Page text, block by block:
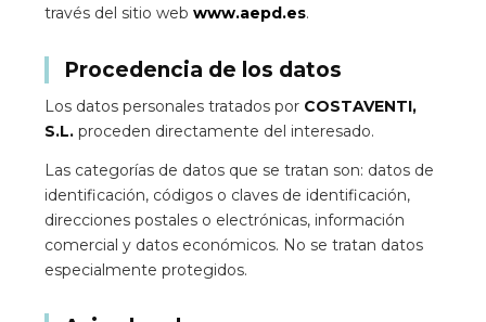
través del sitio webwww.aepd.es.
Procedencia de los datos
Los datos personales tratados por COSTAVENTI,
S.L. proceden directamente del interesado.
Las categorías de datos que se tratan son: datos de
identificación, códigos o claves de identificación,
direcciones postales o electrónicas, información
comercial y datos económicos. No se tratan datos
especialmente protegidos.